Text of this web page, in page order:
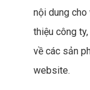
nội dung
thiệu công
về các sản
website.